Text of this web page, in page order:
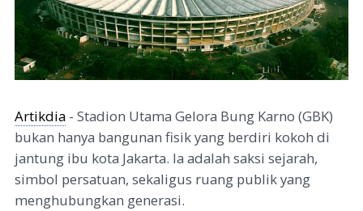
Artikdia - Stadion Utama Gelora Bung Karno (GBK)
bukan hanya bangunan fisik yang berdiri kokoh di
jantung ibu kota Jakarta. Ia adalah saksi sejarah,
simbol persatuan, sekaligus ruang publik yang
menghubungkan generasi.